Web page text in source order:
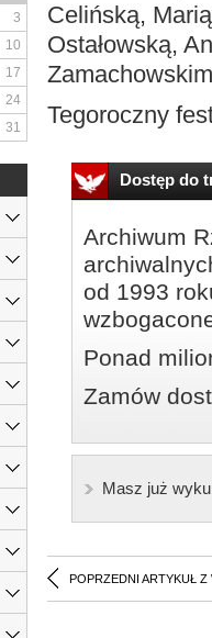
Celińską,
Ostałowską,
Tegoroczny
Dostęp do
Archiwum
od 1993
Ponad
Zamów
Masz już
POPRZEDNI ARTYKUŁ Z
3
10
17
24
31